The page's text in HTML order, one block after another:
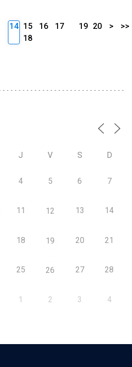
14 15 16
17
18
19 20 > >>
J V S D
4 5 6 7
11 12 13 14
18 19 20 21
25 26 27 28
1 2 3 4